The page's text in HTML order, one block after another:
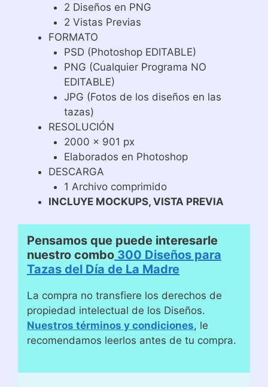
2 Diseños en PNG
2 Vistas Previas
FORMATO
PSD (Photoshop EDITABLE)
PNG (Cualquier Programa NO
EDITABLE)
JPG (Fotos de los diseños en las
tazas)
RESOLUCIÓN
2000 x 901 px
Elaborados en Photoshop
DESCARGA
1 Archivo comprimido
INCLUYE MOCKUPS, VISTA PREVIA
Pensamos que puede interesarle
nuestro combo 300 Diseños para
Tazas del Día de La Madre
La compra no transfiere los derechos de
propiedad intelectual de los Diseños.
Nuestros términos y condiciones, le
recomendamos leerlos antes de tu compra.